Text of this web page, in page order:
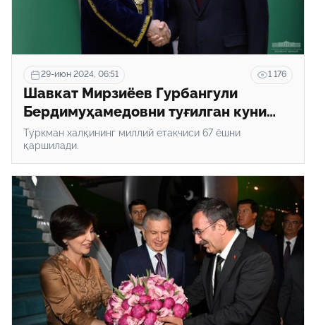
29-июн 2024, 06:51 1 176
Шавкат Мирзиёев Гурбангули
Бердимуҳамедовни туғилган куни
билан табриклади
Туркман халқининг миллий етакчиси 67 ёшни
қаршилади.